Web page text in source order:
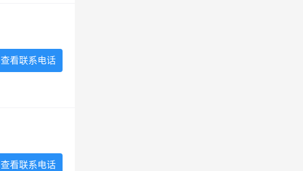
查看联系电话
查看联系电话